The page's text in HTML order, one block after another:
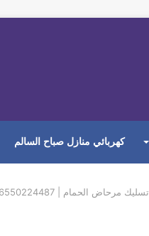
كهربائي منازل صباح السالم
تسليك مرحاض الحمام | 0096550224487